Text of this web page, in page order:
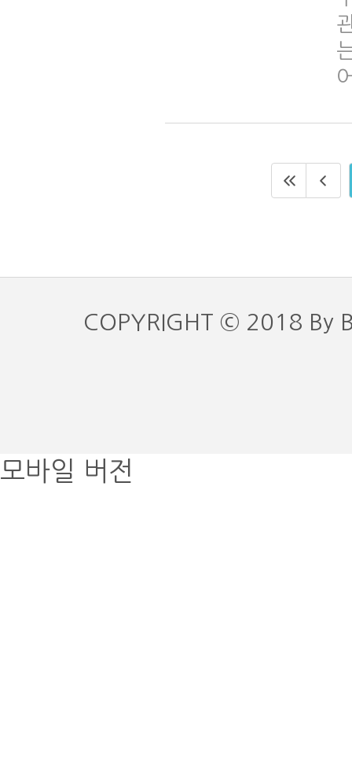
COPYRIGHT © 2018 By
모바일 버전